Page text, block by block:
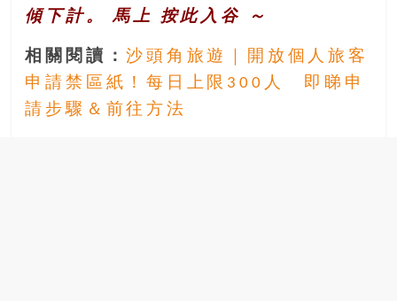
傾下計。 馬上 按此入谷 ～
相關閱讀：沙頭角旅遊｜開放個人旅客
申請禁區紙！每日上限300人 即睇申
請步驟＆前往方法